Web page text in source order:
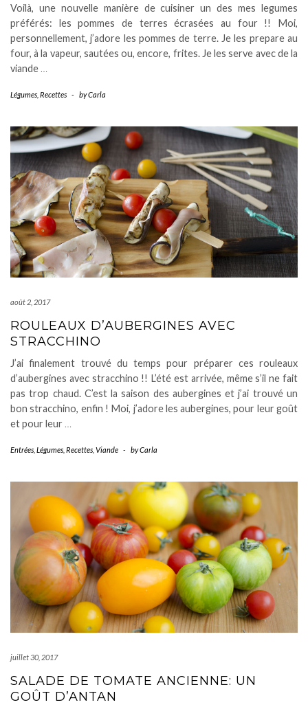
Voilà, une nouvelle manière de cuisiner un des mes legumes
préférés: les pommes de terres écrasées au four !! Moi,
personnellement, j’adore les pommes de terre. Je les prepare au
four, à la vapeur, sautées ou, encore, frites. Je les serve avec de la
viande …
Légumes Recettes - byCarla
août 2, 2017
ROULEAUX D’AUBERGINES AVEC
STRACCHINO
J’ai finalement trouvé du temps pour préparer ces rouleaux
d’aubergines avec stracchino !! L’été est arrivée, même s’il ne fait
pas trop chaud. C’est la saison des aubergines et j’ai trouvé un
bon stracchino, enfin ! Moi, j’adore les aubergines, pour leur goût
et pour leur …
Entrées Légumes Recettes Viande - byCarla
juillet 30, 2017
SALADE DE TOMATE ANCIENNE: UN
GOÛT D’ANTAN